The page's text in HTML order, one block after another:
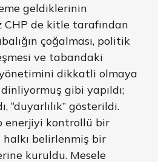
geldiklerinin
CHP de kitle tarafından
çoğalması, politik
ve tabandaki
dikkatli olmaya
gibi yapıldı;
“duyarlılık” gösterildi.
enerjiyi kontrollü bir
belirlenmiş bir
kuruldu. Mesele